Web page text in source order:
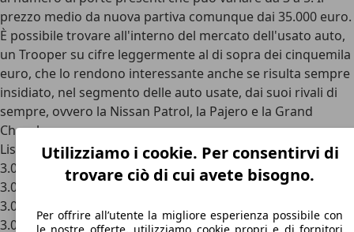
prezzo medio da nuova partiva comunque dai 35.000 euro.
È possibile trovare all'interno del mercato dell'usato auto,
un Trooper su cifre leggermente al di sopra dei cinquemila
euro, che lo rendono interessante anche se risulta sempre
insidiato, nel segmento delle auto usate, dai suoi rivali di
sempre, ovvero la Nissan Patrol, la Pajero e la Grand
Cherokee.
Listino prezzi Isuzu Trooper
3.0 16V TDI cat 5 porte LS TOD da 40.860 euro
3.0 16V TDI cat 5 porte LS da 36.900 euro
3.0 16V TDI cat 5 porte L da 33.012 euro
3.0 16V TDI cat 3 porte S da 31.860 euro
Utilizziamo i cookie. Per consentirvi di
trovare ciò di cui avete bisogno.
Per offrire all’utente la migliore esperienza possibile con